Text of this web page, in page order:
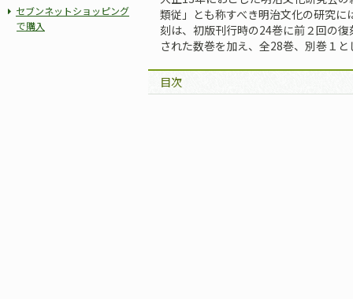
セブンネットショッピング
で購入
類従」とも称すべき明治文化の研究
刻は、初版刊行時の24巻に前２回の
された数巻を加え、全28巻、別巻１
目次